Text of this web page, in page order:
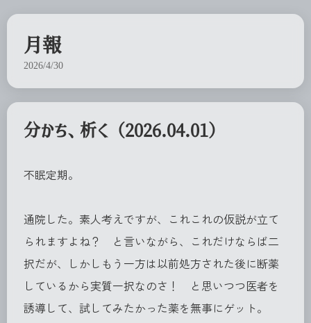
月報
2026/4/30
分かち、析く（2026.04.01）
不眠定期。
通院した。素人考えですが、これこれの仮説が立て
られますよね？ と言いながら、これだけならば二
択だが、しかしもう一方は以前処方された後に断薬
しているから実質一択なのさ！ と思いつつ医者を
誘導して、試してみたかった薬を無事にゲット。